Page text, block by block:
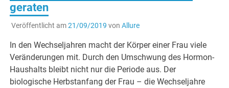
geraten
Veröffentlicht am21/09/2019 von Allure
In den Wechseljahren macht der Körper einer Frau viele
Veränderungen mit. Durch den Umschwung des Hormon-
Haushalts bleibt nicht nur die Periode aus. Der
biologische Herbstanfang der Frau – die Wechseljahre